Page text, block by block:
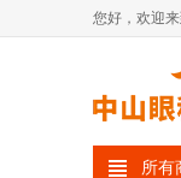
您好，欢迎
所有